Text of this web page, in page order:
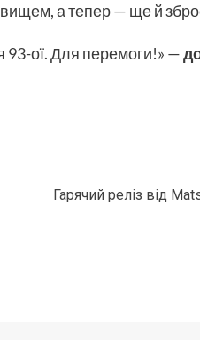
явищем, а тепер — ще й
93-ої. Для перемоги!» —
Гарячий реліз від